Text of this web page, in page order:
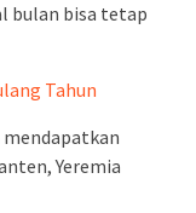
bulan bisa tetap
Tahun
Yeremia